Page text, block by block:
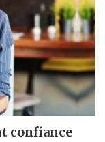
confiance